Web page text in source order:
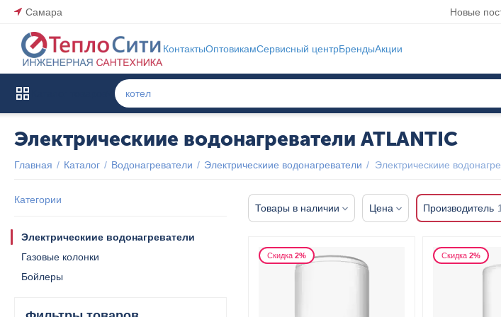
Самара Новые
КонтактыОптовикамСервисный центрБрендыАкции
Электрическиие водонагреватели ATLANTIC
Главная / Каталог / Водонагреватели / Электрическиие водонагреватели / Электрическиие
Товары в наличии Цена Производитель 1
Скидка 2% Скидка 2%
Категории
Электрическиие водонагреватели
Газовые колонки
Бойлеры